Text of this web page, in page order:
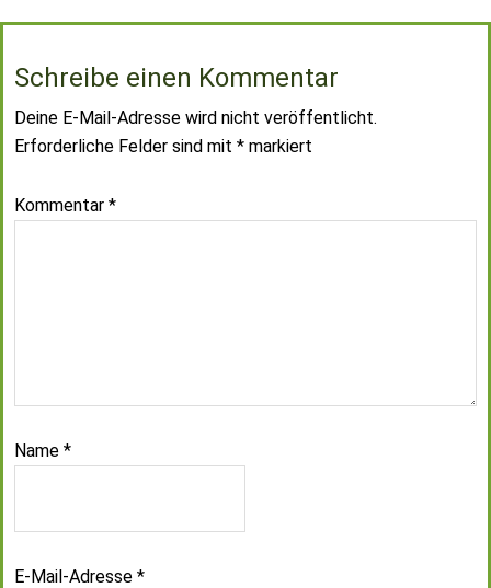
Schreibe einen Kommentar
Deine E-Mail-Adresse wird nicht veröffentlicht.
Erforderliche Felder sind mit * markiert
Kommentar *
Name *
E-Mail-Adresse *